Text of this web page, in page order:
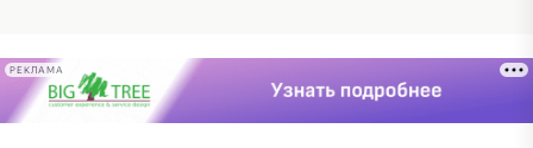
РЕКЛАМА